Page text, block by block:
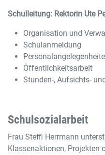
Schulleitung: Rektorin Ute
Organisation und
Schulanmeldung
Öffentlichkeitsarbeit
Stunden-, Aufsichts-
Schulsozialarbeit
Frau Steffi Herrmann
Klassenaktionen, Projekten